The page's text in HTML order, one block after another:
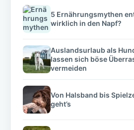
5 Ernährungsmythen
wirklich in den Napf?
Auslandsurlaub als
lassen sich böse
vermeiden
Von Halsband bis
geht’s